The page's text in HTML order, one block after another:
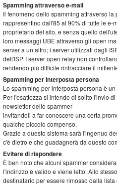
Spamming attraverso e-mail
Il fenomeno dello spamming attraverso
rappresentino dall'85 al 90% di tutte le e-
proprietario del sito, e senza quello
loro messaggi UBE attraverso gli open
server a un altro; i server utilizzati dagli
dell'ISP. I server open relay non
rendendo più difficile rintracciare il
Spamming per interposta persona
Lo spamming per interposta persona è
Per l'esattezza si intende di solito l'invio
newsletter dello spammer
invitandoli a far conoscere una certa
qualche piccolo compenso.
Grazie a questo sistema sarà l'ingenuo
c'è dietro e che guadagnerà da questo
Evitare di rispondere
È ben noto che alcuni spammer
l'indirizzo è valido e viene letto. Allo
destinatario per essere rimosso dalla